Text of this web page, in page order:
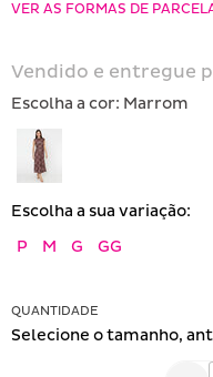
VER AS FORMAS DE
Vendido e entregue
Escolha a cor: Marrom
Escolha a sua variação:
P
M G GG
QUANTIDADE
Selecione o tamanho,